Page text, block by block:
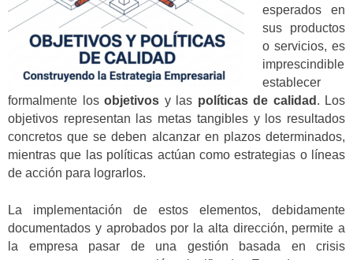
esperados en
sus productos
o servicios, es
imprescindible
establecer
formalmente los objetivos y las políticas de calidad . Los
objetivos representan las metas tangibles y los resultados
concretos que se deben alcanzar en plazos determinados,
mientras que las políticas actúan como estrategias o líneas
de acción para lograrlos.
La implementación de estos elementos, debidamente
documentados y aprobados por la alta dirección, permite a
la empresa pasar de una gestión basada en crisis